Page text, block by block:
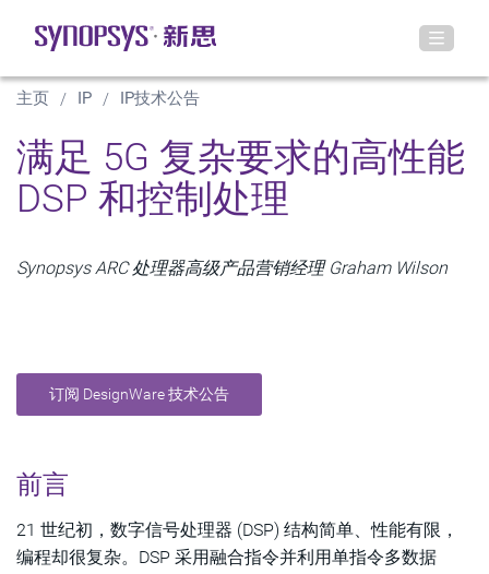
主页 IP IP技术公告
满足 5G 复杂要求的高性能
DSP 和控制处理
Synopsys ARC 处理器高级产品营销经理 Graham Wilson
订阅 DesignWare 技术公告
前言
21 世纪初，数字信号处理器 (DSP) 结构简单、性能有限，
编程却很复杂。DSP 采用融合指令并利用单指令多数据